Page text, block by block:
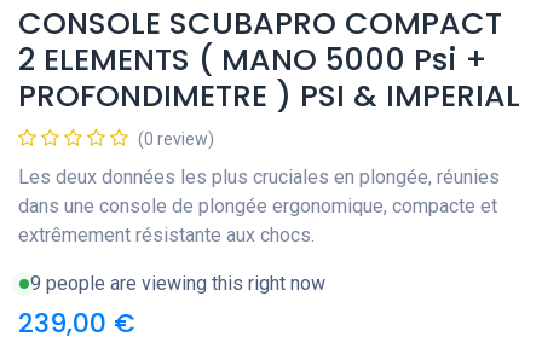
CONSOLE SCUBAPRO COMPACT
2 ELEMENTS ( MANO 5000 Psi +
PROFONDIMETRE ) PSI & IMPERIAL
(0 review)
Les deux données les plus cruciales en plongée, réunies
dans une console de plongée ergonomique, compacte et
extrêmement résistante aux chocs.
9 people are viewing this right now
239,00 €